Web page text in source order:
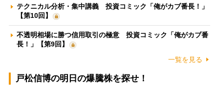
テクニカル分析・集中講義 投資コミック「俺がカブ番長！」
【第10回】
不透明相場に勝つ信用取引の極意 投資コミック「俺がカブ番
長！」【第9回】
一覧を見る
戸松信博の明日の爆騰株を探せ！